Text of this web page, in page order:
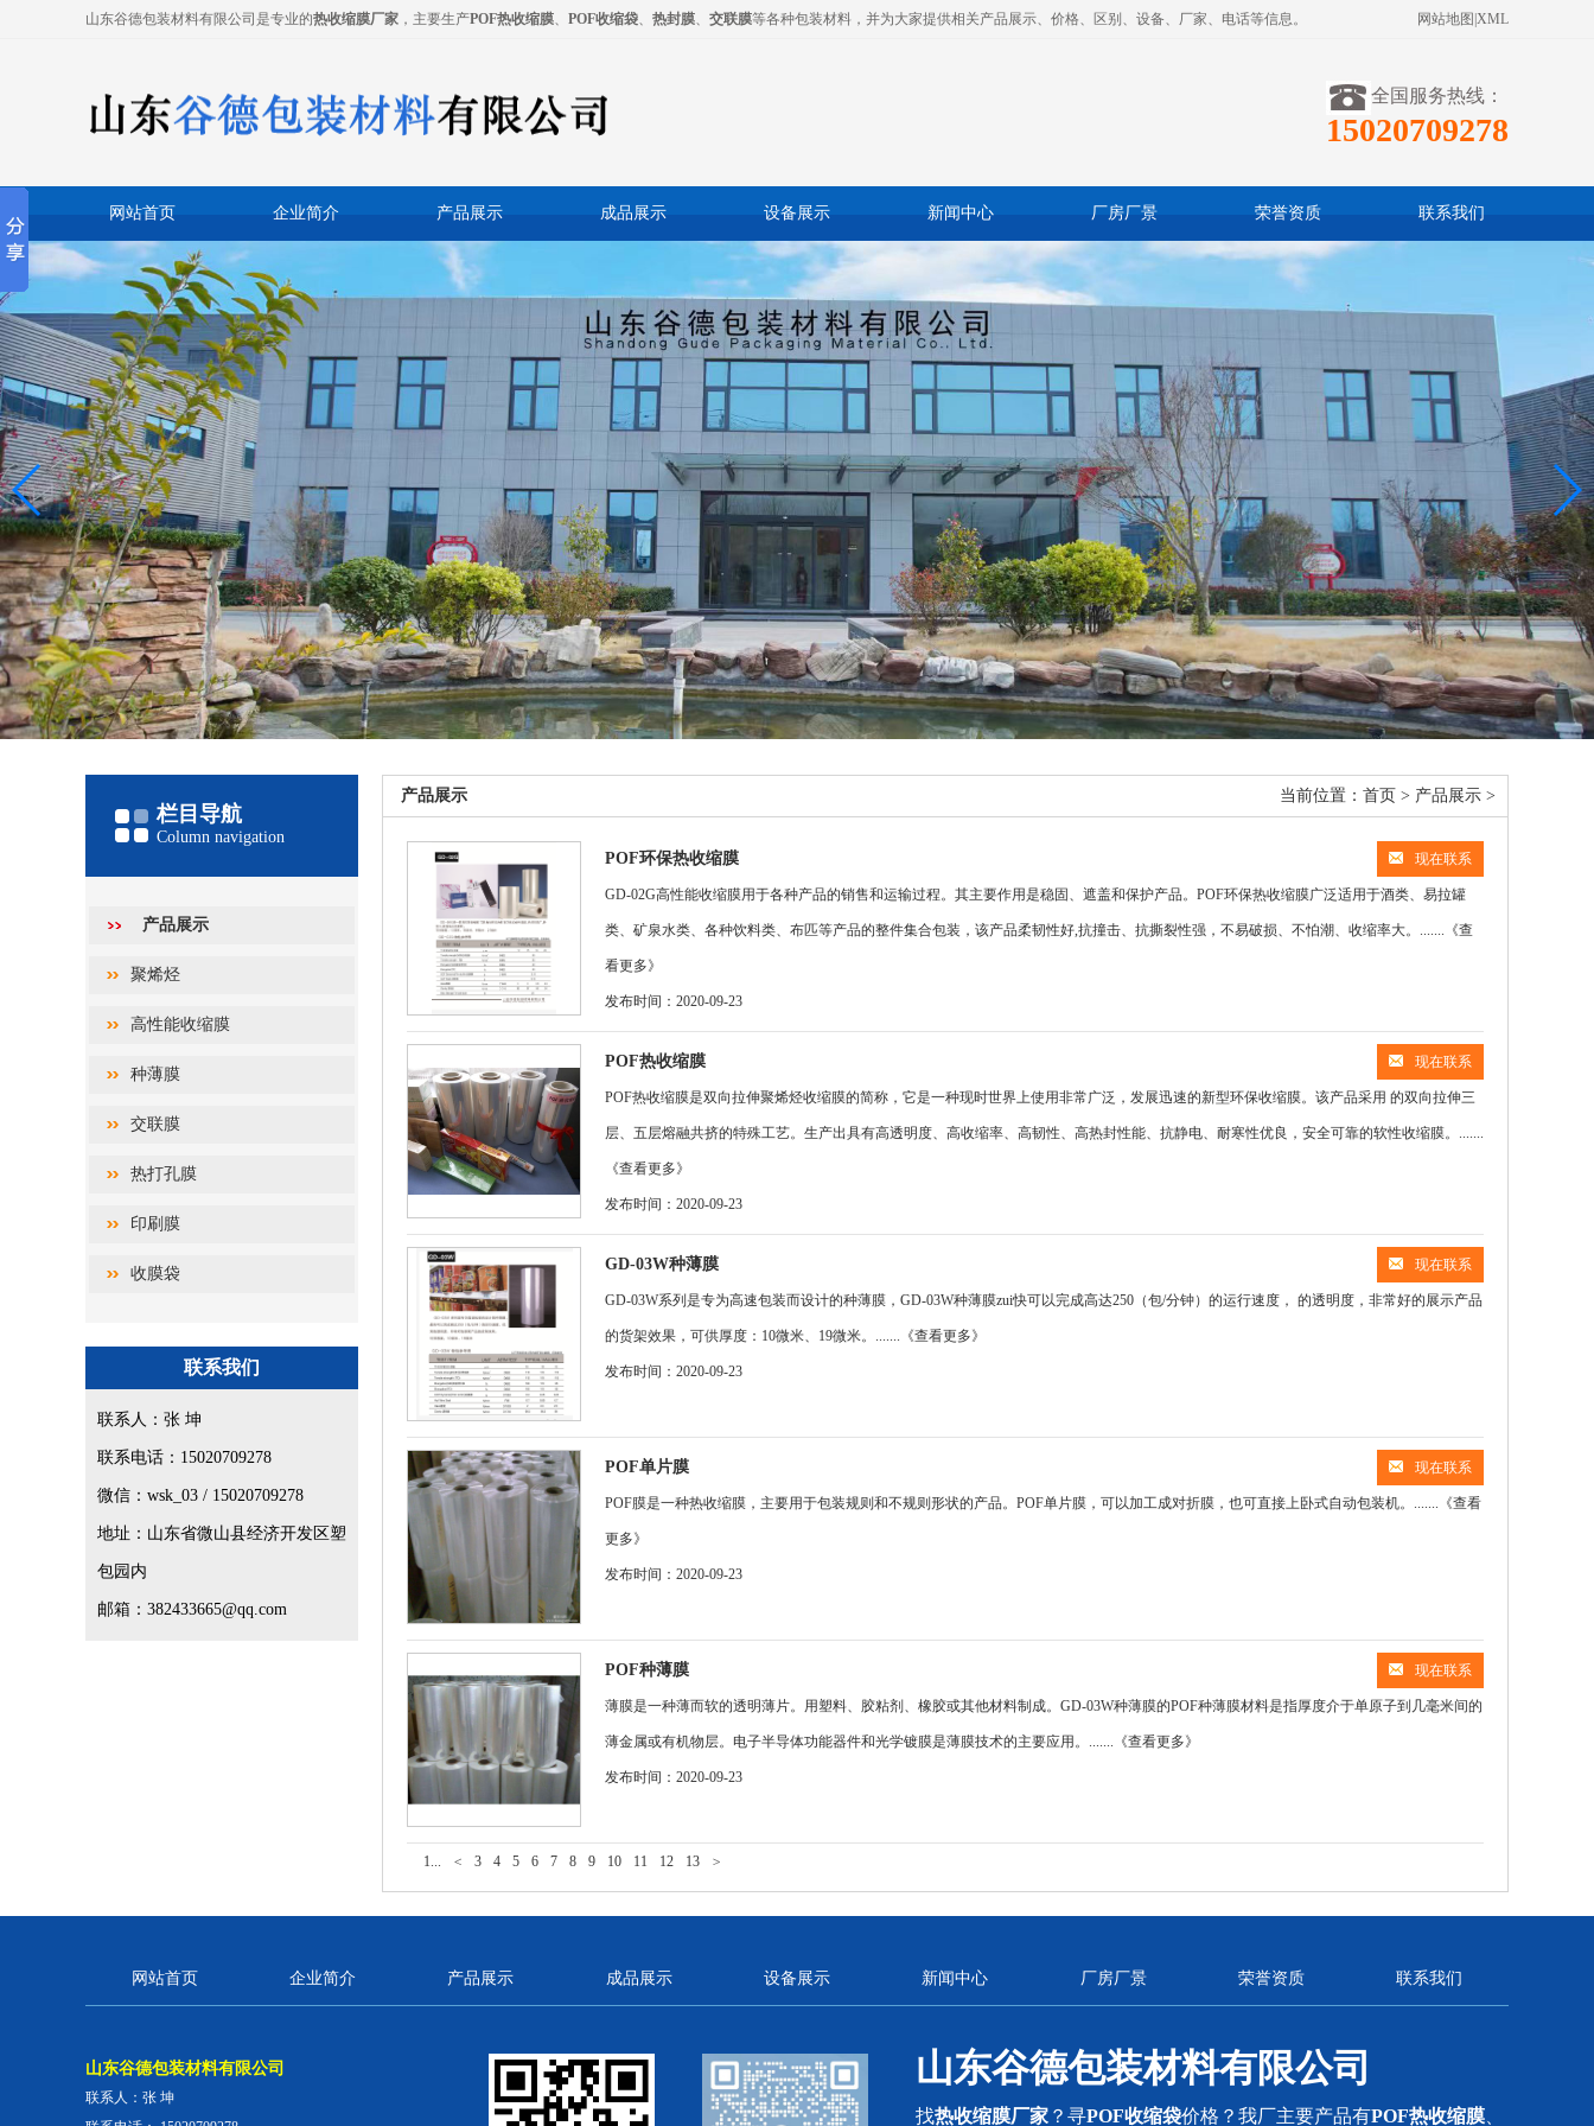
山东谷德包装材料有限公司是专业的热收缩膜厂家 ，主要生产POF热收缩膜、 POF收缩袋、 热封膜、 交联膜等各种包装材料，并为大家提供相关产品展示、价格、区别、设备、厂家、电话等信息。 网站地图 XML
全国服务热线：
15020709278
网站首页 企业简介 产品展示 成品展示 设备展示 新闻中心 厂房厂景 荣誉资质 联系我们
栏目导航
Column navigation
产品展示
聚烯烃
高性能收缩膜
种薄膜
交联膜
热打孔膜
印刷膜
收膜袋
联系我们
联系人：张 坤
联系电话：15020709278
微信：wsk_03 / 15020709278
地址：山东省微山县经济开发区塑
包园内
邮箱：382433665@qq.com
当前位置： 首页 > 产品展示 >
产品展示
现在联系
POF环保热收缩膜
GD-02G高性能收缩膜用于各种产品的销售和运输过程。其主要作用是稳固、遮盖和保护产品。POF环保热收缩膜​广泛适用于酒类、易拉罐
类、矿泉水类、各种饮料类、布匹等产品的整件集合包装，该产品柔韧性好,抗撞击、抗撕裂性强，不易破损、不怕潮、收缩率大。....... 《查
看更多》
发布时间：2020-09-23
现在联系
POF热收缩膜
POF热收缩膜是双向拉伸聚烯烃收缩膜的简称，它是一种现时世界上使用非常广泛，发展迅速的新型环保收缩膜。该产品采用 的双向拉伸三
层、五层熔融共挤的特殊工艺。生产出具有高透明度、高收缩率、高韧性、高热封性能、抗静电、耐寒性优良，安全可靠的软性收缩膜。.......
《查看更多》
发布时间：2020-09-23
现在联系
GD-03W种薄膜
GD-03W系列是专为高速包装而设计的种薄膜，GD-03W种薄膜zui快可以完成高达250（包/分钟）的运行速度， 的透明度，非常好的展示产品
的货架效果，可供厚度：10微米、19微米。....... 《查看更多》
发布时间：2020-09-23
现在联系
POF单片膜
POF膜是一种热收缩膜，主要用于包装规则和不规则形状的产品。POF单片膜，可以加工成对折膜，也可直接上卧式自动包装机。....... 《查看
更多》
发布时间：2020-09-23
现在联系
POF种薄膜​
薄膜是一种薄而软的透明薄片。用塑料、胶粘剂、橡胶或其他材料制成。GD-03W种薄膜的POF种薄膜​材料是指厚度介于单原子到几毫米间的
薄金属或有机物层。电子半导体功能器件和光学镀膜是薄膜技术的主要应用。....... 《查看更多》
发布时间：2020-09-23
1... < 3 4 5 6 7 8 9 10 11 12 13 >
网站首页 企业简介 产品展示 成品展示 设备展示 新闻中心 厂房厂景 荣誉资质 联系我们
山东谷德包装材料有限公司
联系人：张 坤
山东谷德包装材料有限公司
找热收缩膜厂家 ？寻POF收缩袋价格？我厂主要产品有POF热收缩膜